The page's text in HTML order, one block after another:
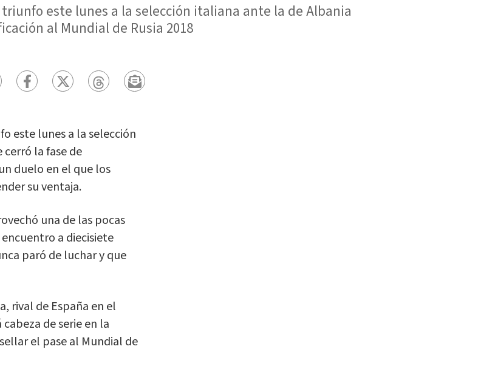
este lunes a la selección italiana ante la de Albania
al Mundial de Rusia 2018
este lunes a la selección
la fase de
duelo en el que los
su ventaja.
una de las pocas
a diecisiete
paró de luchar y que
rival de España en el
de serie en la
el pase al Mundial de